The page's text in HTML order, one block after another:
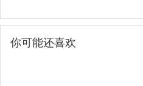
你可能还喜欢